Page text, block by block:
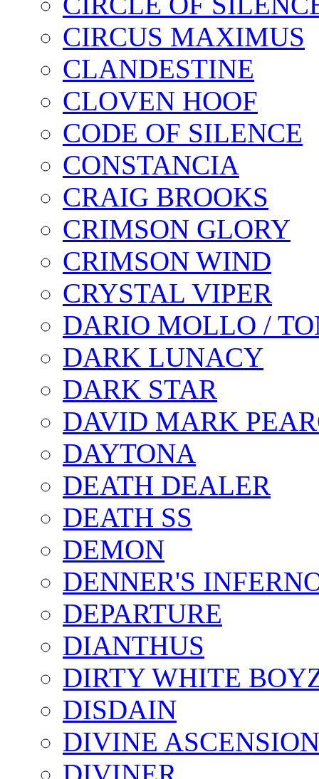
CIRCUS MAXIMUS
CLANDESTINE
CLOVEN HOOF
CODE OF SILENCE
CONSTANCIA
CRAIG BROOKS
CRIMSON GLORY
CRIMSON WIND
CRYSTAL VIPER
DARIO MOLLO /
DARK LUNACY
DARK STAR
DAVID MARK
DAYTONA
DEATH DEALER
DEATH SS
DEMON
DENNER'S
DEPARTURE
DIANTHUS
DIRTY WHITE
DISDAIN
DIVINE ASCENSION